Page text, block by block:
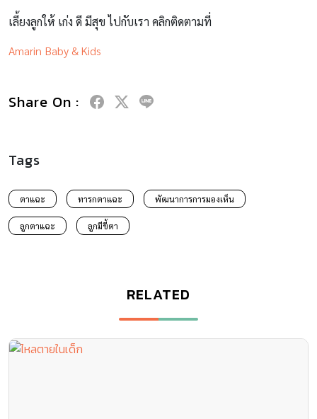
เลี้ยงลูกให้ เก่ง ดี มีสุข ไปกับเรา คลิกติดตามที่
Amarin Baby & Kids
Share On :
Tags
ตาแฉะ ทารกตาแฉะ พัฒนาการการมองเห็น
ลูกตาแฉะ ลูกมีขี้ตา
RELATED